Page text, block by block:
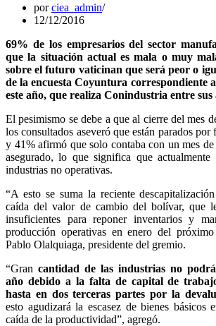
porciea_admin
12/12/2016
69% de los empresarios del sector
que la situación actual es mala o muy
sobre el futuro vaticinan que será peor o
de la encuesta Coyuntura correspondiente
este año, que realiza Conindustria entre sus
El pesimismo se debe a que al cierre del mes
los consultados aseveró que están parados por
y 41% afirmó que solo contaba con un mes
asegurado, lo que significa que
industrias no operativas.
“A esto se suma la reciente
caída del valor de cambio del bolívar, que
insuficientes para reponer inventarios y
producción operativas en enero del
Pablo Olalquiaga, presidente del gremio.
“Gran cantidad de las industrias no
año debido a la falta de capital de
hasta en dos terceras partes por la
esto agudizará la escasez de bienes básicos
caída de la productividad”, agregó.